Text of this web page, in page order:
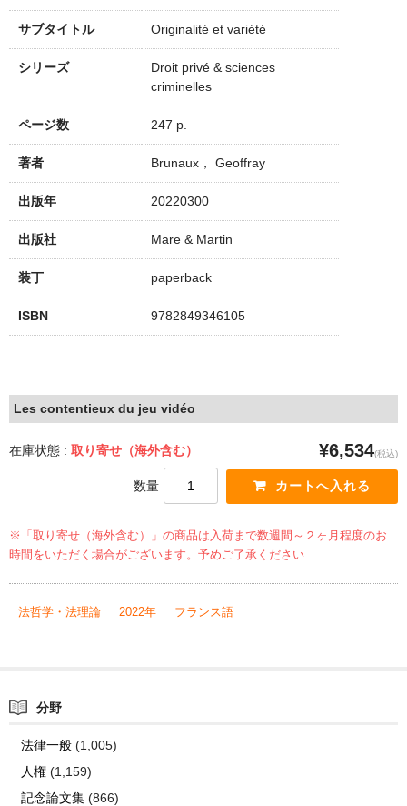
サブタイトル Originalité et variété
シリーズ
Droit privé & sciences
criminelles
ページ数 247 p.
著者 Brunaux， Geoffray
出版年 20220300
出版社 Mare & Martin
装丁 paperback
ISBN 9782849346105
Les contentieux du jeu vidéo
在庫状態 : 取り寄せ（海外含む） ¥6,534(税込)
数量
※「取り寄せ（海外含む）」の商品は入荷まで数週間～２ヶ月程度のお
時間をいただく場合がございます。予めご了承ください
法哲学・法理論 2022年 フランス語
分野
法律一般(1,005)
人権(1,159)
記念論文集(866)